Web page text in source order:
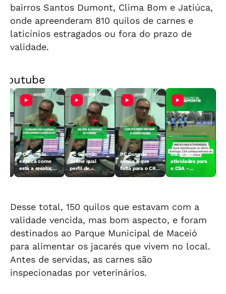
bairros Santos Dumont, Clima Bom e Jatiúca,
onde apreenderam 810 quilos de carnes e
laticínios estragados ou fora do prazo de
validade.
PC Gusmão
explica como
está a resolução
do transfer ban
PC Gusmão
define qual
perfil de
contratação
PC Gusmão
avalia o que
falta para o CRB
subir de divisão
Início das
atividades para
o CSA -
29/07/2026
Desse total, 150 quilos que estavam com a
validade vencida, mas bom aspecto, e foram
destinados ao Parque Municipal de Maceió
para alimentar os jacarés que vivem no local.
Antes de servidas, as carnes são
inspecionadas por veterinários.